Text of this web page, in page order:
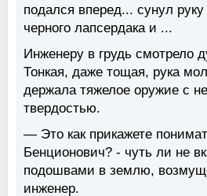
подался вперед... сунул
черного лапсердака и ...
Инженеру в грудь смотрело
Тонкая, даже тощая, рука
держала тяжелое оружие с
твердостью.
— Это как прикажете
Бенционович? - чуть ли не
подошвами в землю,
инженер.